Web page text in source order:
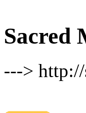
Sacred
---> http://